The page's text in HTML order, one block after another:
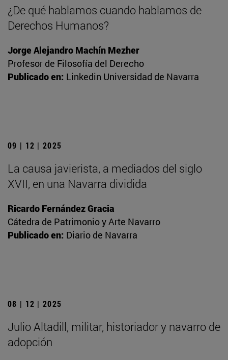
¿De qué hablamos cuando hablamos de
Derechos Humanos?
Jorge Alejandro Machín Mezher
Profesor de Filosofía del Derecho
Publicado en: Linkedin Universidad de Navarra
09 | 12 | 2025
La causa javierista, a mediados del siglo
XVII, en una Navarra dividida
Ricardo Fernández Gracia
Cátedra de Patrimonio y Arte Navarro
Publicado en: Diario de Navarra
08 | 12 | 2025
Julio Altadill, militar, historiador y navarro de
adopción